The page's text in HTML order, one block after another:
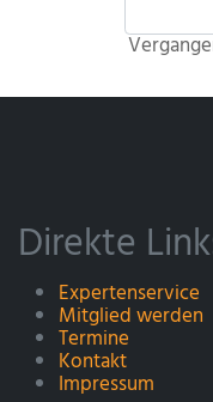
Direkte
Expertenservice
Mitglied werden
Termine
Kontakt
Impressum